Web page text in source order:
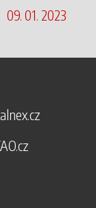
09. 01. 2023